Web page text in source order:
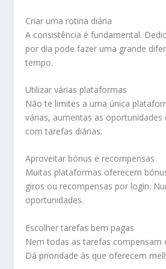
Criar uma rotina diária
A consistência é fundamental.
por dia pode fazer uma grande
tempo.
Utilizar várias plataformas
Não te limites a uma única
várias, aumentas as oportunidades
com tarefas diárias.
Aproveitar bónus e recompensas
Muitas plataformas oferecem
giros ou recompensas por login.
oportunidades.
Escolher tarefas bem pagas
Nem todas as tarefas compensam
Dá prioridade às que oferecem